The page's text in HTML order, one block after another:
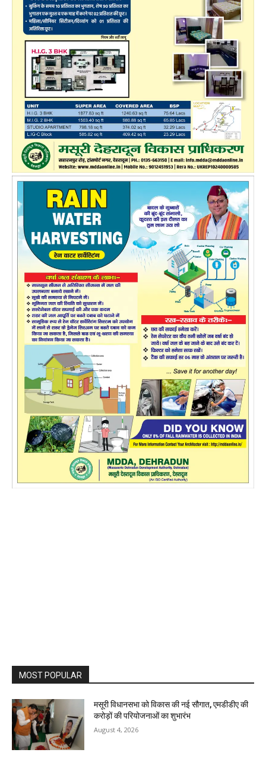
MOST POPULAR
मसूरी विधानसभा को विकास की नई सौगात, एमडीडीए की
करोड़ों की परियोजनाओं का शुभारंभ
August 4, 2026